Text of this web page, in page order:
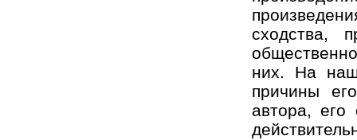
сходства,
них. На наш
причины
автора,